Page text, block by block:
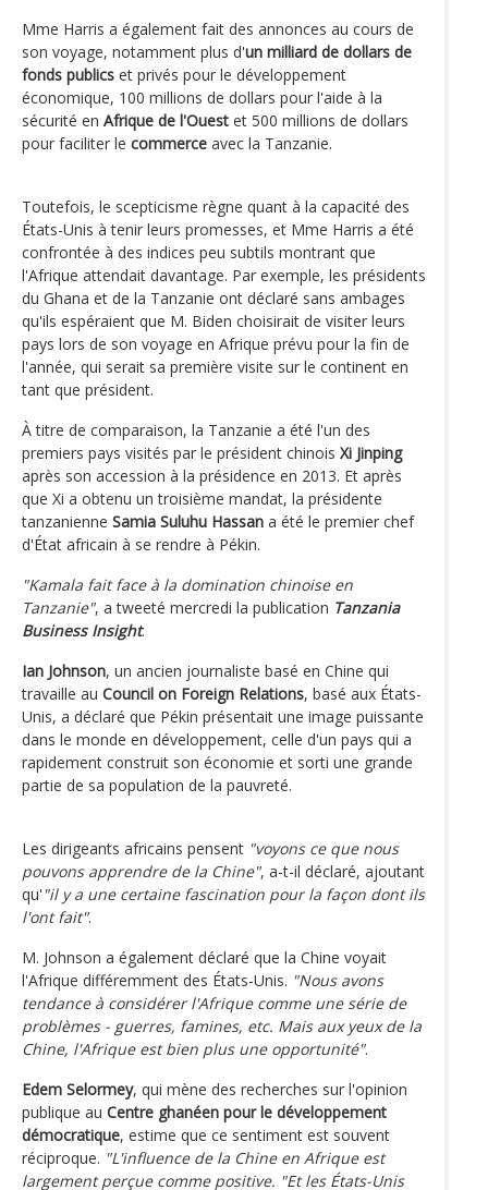
Mme Harris a également fait des annonces au cours de
son voyage, notamment plus d'un milliard de dollars de
fonds publics et privés pour le développement
économique, 100 millions de dollars pour l'aide à la
sécurité en Afrique de l'Ouest et 500 millions de dollars
pour faciliter le commerce avec la Tanzanie.
Toutefois, le scepticisme règne quant à la capacité des
États-Unis à tenir leurs promesses, et Mme Harris a été
confrontée à des indices peu subtils montrant que
l'Afrique attendait davantage. Par exemple, les présidents
du Ghana et de la Tanzanie ont déclaré sans ambages
qu'ils espéraient que M. Biden choisirait de visiter leurs
pays lors de son voyage en Afrique prévu pour la fin de
l'année, qui serait sa première visite sur le continent en
tant que président.
À titre de comparaison, la Tanzanie a été l'un des
premiers pays visités par le président chinois Xi Jinping
après son accession à la présidence en 2013. Et après
que Xi a obtenu un troisième mandat, la présidente
tanzanienne Samia Suluhu Hassan a été le premier chef
d'État africain à se rendre à Pékin.
"Kamala fait face à la domination chinoise en
Tanzanie", a tweeté mercredi la publication Tanzania
Business Insight.
Ian Johnson, un ancien journaliste basé en Chine qui
travaille au Council on Foreign Relations, basé aux États-
Unis, a déclaré que Pékin présentait une image puissante
dans le monde en développement, celle d'un pays qui a
rapidement construit son économie et sorti une grande
partie de sa population de la pauvreté.
Les dirigeants africains pensent "voyons ce que nous
pouvons apprendre de la Chine", a-t-il déclaré, ajoutant
qu' "il y a une certaine fascination pour la façon dont ils
l'ont fait".
M. Johnson a également déclaré que la Chine voyait
l'Afrique différemment des États-Unis. "Nous avons
tendance à considérer l'Afrique comme une série de
problèmes - guerres, famines, etc. Mais aux yeux de la
Chine, l'Afrique est bien plus une opportunité".
Edem Selormey, qui mène des recherches sur l'opinion
publique au Centre ghanéen pour le développement
démocratique, estime que ce sentiment est souvent
réciproque. "L'influence de la Chine en Afrique est
largement perçue comme positive. "Et les États-Unis